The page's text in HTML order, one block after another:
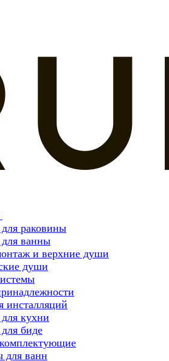
раковины
для ванны
и верхние души
души
инсталляций
кухни
биде
для ванн